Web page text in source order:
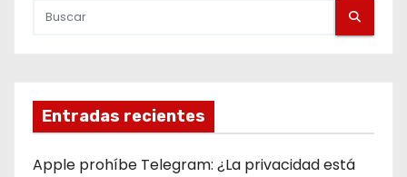
Entradas recientes
Apple prohíbe Telegram: ¿La privacidad está